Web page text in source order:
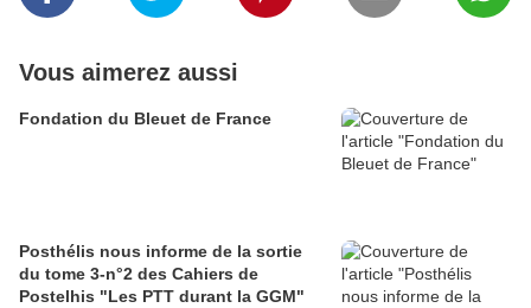
Vous aimerez aussi
Fondation du Bleuet de France
Posthélis nous informe de la sortie
du tome 3-n°2 des Cahiers de
Postelhis "Les PTT durant la GGM"